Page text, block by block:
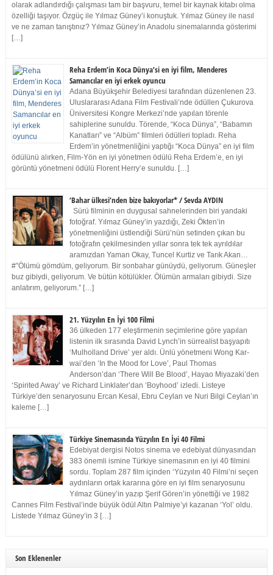
olarak adlandırdığı çalışması tam bir başvuru, temel bir kaynak kitabı olma
özelliği taşıyor. Özgüç ile Yılmaz Güney’i konuştuk. Yılmaz Güney ile nasıl
ve ne zaman tanıştınız? Yılmaz Güney’in Anadolu sinemalarında gösterimi
[…]
Reha Erdem’in Koca Dünya’si en iyi film, Menderes
Samancılar en iyi erkek oyuncu
Adana Büyükşehir Belediyesi tarafından düzenlenen 23.
Uluslararası Adana Film Festivali’nde ödüllen Çukurova
Üniversitesi Kongre Merkezi’nde yapılan törenle
sahiplerine sunuldu. Törende, “Koca Dünya”, “Babamın
Kanatları” ve “Albüm” filmleri ödülleri topladı. Reha
Erdem’in yönetmenliğini yaptığı “Koca Dünya” en iyi film
ödülünü alırken, Film-Yön en iyi yönetmen ödülü Reha Erdem’e, en iyi
görüntü yönetmeni ödülü Florent Herry’e sunuldu. […]
‘Bahar ülkesi’nden bize bakıyorlar* / Sevda AYDIN
Sürü filminin en duygusal sahnelerinden biri yandaki
fotoğraf. Yılmaz Güney’in yazdığı, Zeki Ökten’in
yönetmenliğini üstlendiği Sürü’nün setinden çıkan bu
fotoğrafın çekilmesinden yıllar sonra tek tek ayrıldılar
aramızdan Yaman Okay, Tuncel Kurtiz ve Tarık Akan…
#”Ölümü gömdüm, geliyorum. Bir sonbahar günüydü, geliyorum. Güneşler
buz gibiydi, geliyorum. Ve bütün kötülükler. Ölümün armaları gibiydi. Size
anlatırım, geliyorum.” […]
21. Yüzyılın En İyi 100 Filmi
36 ülkeden 177 eleştirmenin seçimlerine göre yapılan
listenin ilk sırasında David Lynch’in sürrealist başyapıtı
‘Mulholland Drive’ yer aldı. Ünlü yönetmeni Wong Kar-
wai’den ‘In the Mood for Love’, Paul Thomas
Anderson’dan ‘There Will Be Blood’, Hayao Miyazaki’den
‘Spirited Away’ ve Richard Linklater’dan ‘Boyhood’ izledi. Listeye
Türkiye’den senaryosunu Ercan Kesal, Ebru Ceylan ve Nuri Bilgi Ceylan’ın
kaleme […]
Türkiye Sinemasında Yüzyılın En İyi 40 Filmi
Edebiyat dergisi Notos sinema ve edebiyat dünyasından
383 önemli ismine Türkiye sinemasının en iyi 40 filmini
sordu. Toplam 287 film içinden ‘Yüzyılın 40 Filmi’ni seçen
aydınların ortak kararına göre en iyi film senaryosunu
Yılmaz Güney’in yazıp Şerif Gören’in yönettiği ve 1982
Cannes Film Festival’inde büyük ödül Altın Palmiye’yi kazanan ‘Yol’ oldu.
Listede Yılmaz Güney’in 3 […]
Son Eklenenler